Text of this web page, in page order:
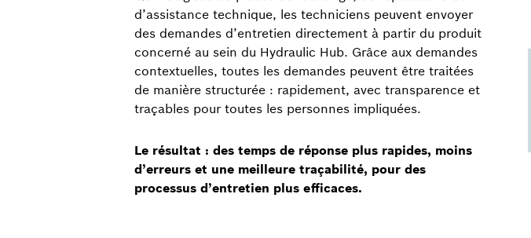
d’assistance technique, les techniciens peuvent envoyer
des demandes d’entretien directement à partir du produit
concerné au sein du Hydraulic Hub. Grâce aux demandes
contextuelles, toutes les demandes peuvent être traitées
de manière structurée : rapidement, avec transparence et
traçables pour toutes les personnes impliquées.
Le résultat : des temps de réponse plus rapides, moins
d’erreurs et une meilleure traçabilité, pour des
processus d’entretien plus efficaces.